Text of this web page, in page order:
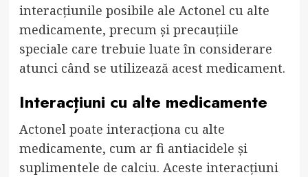
interacțiunile posibile ale Actonel cu alte
medicamente, precum și precauțiile
speciale care trebuie luate în considerare
atunci când se utilizează acest medicament.
Interacțiuni cu alte medicamente
Actonel poate interacționa cu alte
medicamente, cum ar fi antiacidele și
suplimentele de calciu. Aceste interacțiuni